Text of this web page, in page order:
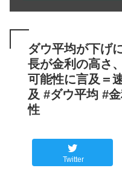
ダウ平均が下げ
長が金利の高さ
可能性に言及＝
及 #ダウ平均 #
性
Twitter